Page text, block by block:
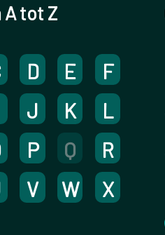
A tot Z
D E
F
J K
L
P Q
R
V W
X